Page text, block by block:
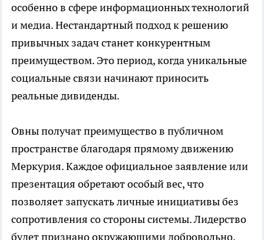
особенно в сфере информационных технологий
и медиа. Нестандартный подход к решению
привычных задач станет конкурентным
преимуществом. Это период, когда уникальные
социальные связи начинают приносить
реальные дивиденды.
Овны получат преимущество в публичном
пространстве благодаря прямому движению
Меркурия. Каждое официальное заявление или
презентация обретают особый вес, что
позволяет запускать личные инициативы без
сопротивления со стороны системы. Лидерство
будет признано окружающими добровольно,